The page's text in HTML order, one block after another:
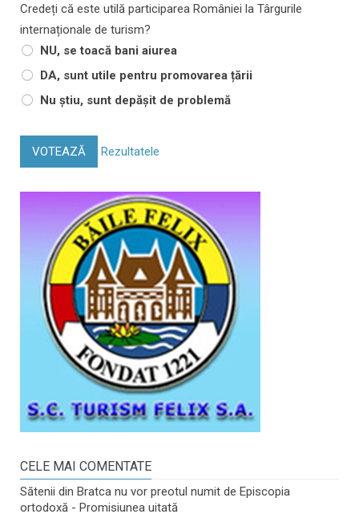
Credeți că este utilă participarea României la Târgurile
internaționale de turism?
NU, se toacă bani aiurea
DA, sunt utile pentru promovarea țării
Nu știu, sunt depășit de problemă
VOTEAZĂ Rezultatele
CELE MAI COMENTATE
Sătenii din Bratca nu vor preotul numit de Episcopia
ortodoxă - Promisiunea uitată